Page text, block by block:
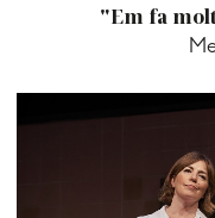
"Em fa